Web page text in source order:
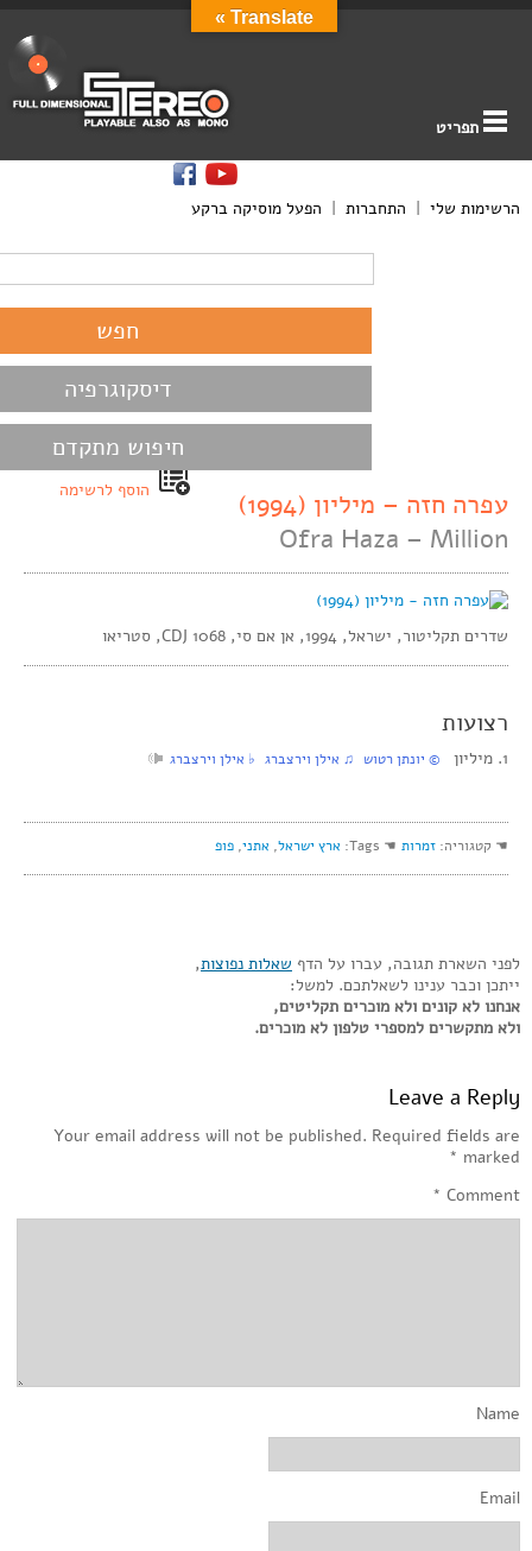
תפריט
הרשימות שלי | התחברות | הפעל מוסיקה ברקע
דיסקוגרפיה
חיפוש מתקדם
הוסף לרשימה
עפרה חזה – מיליון (1994)
Ofra Haza – Million
שדרים תקליטור, ישראל, 1994, אן אם סי, CDJ 1068, סטריאו
רצועות
1. מיליון ‏ © יונתן רטוש‏ ♫ אילן וירצברג‏ ♭ אילן וירצברג
☚ קטגוריה: זמרות ☚ Tags: ארץ ישראל, אתני, פופ
לפני השארת תגובה, עברו על הדף שאלות נפוצות,
ייתכן וכבר ענינו לשאלתכם. למשל:
אנחנו לא קונים ולא מוכרים תקליטים,
ולא מתקשרים למספרי טלפון לא מוכרים.
Leave a Reply
Your email address will not be published. Required fields are
marked
*
Comment
*
Name
Email
Translate »